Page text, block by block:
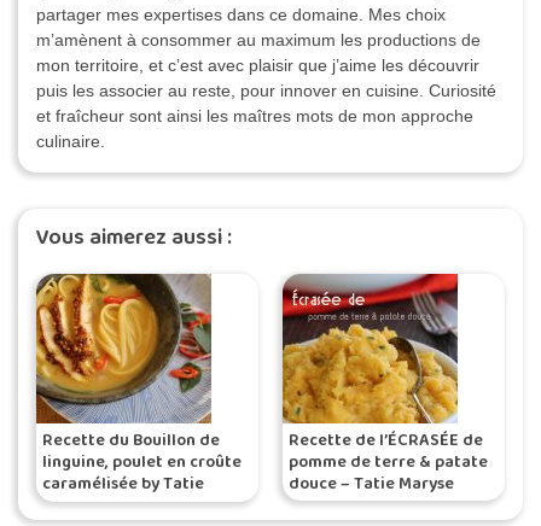
partager mes expertises dans ce domaine. Mes choix
m’amènent à consommer au maximum les productions de
mon territoire, et c’est avec plaisir que j’aime les découvrir
puis les associer au reste, pour innover en cuisine. Curiosité
et fraîcheur sont ainsi les maîtres mots de mon approche
culinaire.
Vous aimerez aussi :
Recette du Bouillon de
linguine, poulet en croûte
caramélisée by Tatie
Maryse
Recette de l’ÉCRASÉE de
pomme de terre & patate
douce – Tatie Maryse